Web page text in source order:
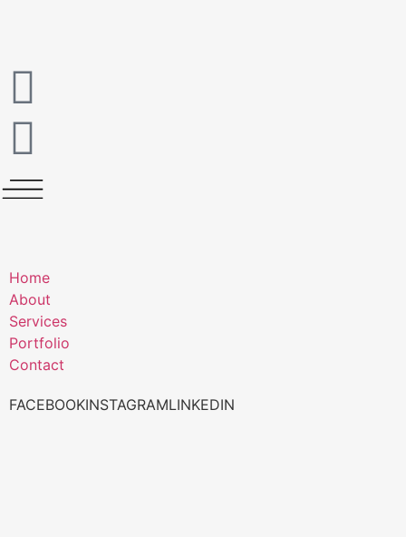
Home
About
Services
Portfolio
Contact
FACEBOOKINSTAGRAMLINKEDIN